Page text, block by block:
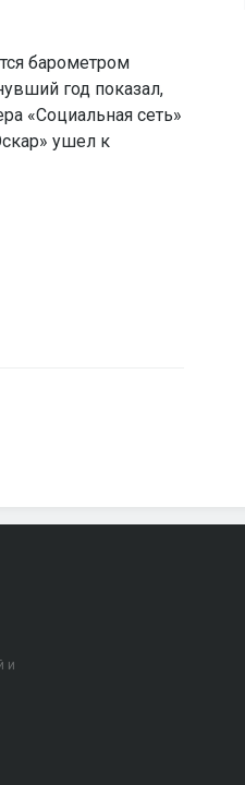
барометром
год показал,
«Социальная сеть»
ушел к
и